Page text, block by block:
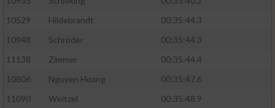
10529
Hildebrandt
00:35:44.3
10948
Schröder
00:35:44.3
11138
Zimmer
00:35:44.4
10806
Nguyen Hoang
00:35:47.6
11090
Weitzel
00:35:48.9